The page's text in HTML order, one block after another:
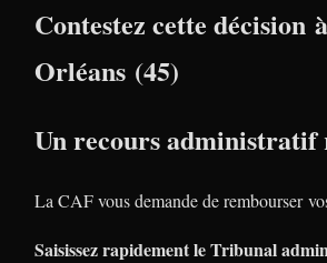
Contestez cette décision à
Orléans (45)
Un recours administratif
La CAF vous demande de rembourser
Saisissez rapidement le Tribunal